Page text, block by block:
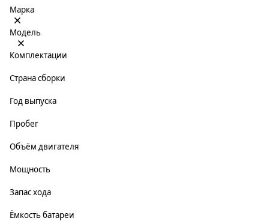
Марка
Модель
Комплектации
Страна сборки
Год выпуска
Пробег
Объём двигателя
Мощность
Запас хода
Ёмкость батареи